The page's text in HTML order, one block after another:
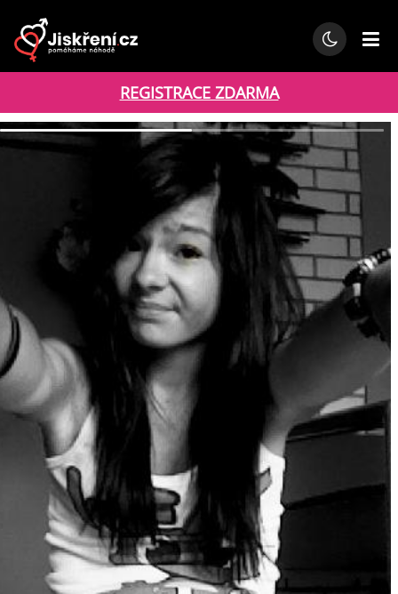
REGISTRACE ZDARMA